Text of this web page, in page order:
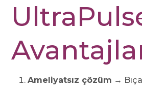
Ameliyatsız çözüm →